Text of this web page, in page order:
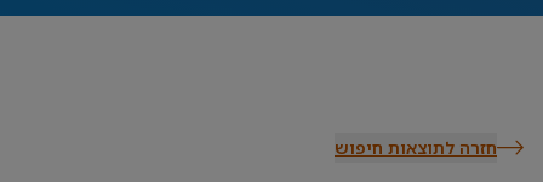
חזרה לתוצאות חיפוש